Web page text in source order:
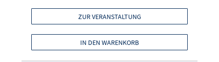
ZUR VERANSTALTUNG
IN DEN WARENKORB